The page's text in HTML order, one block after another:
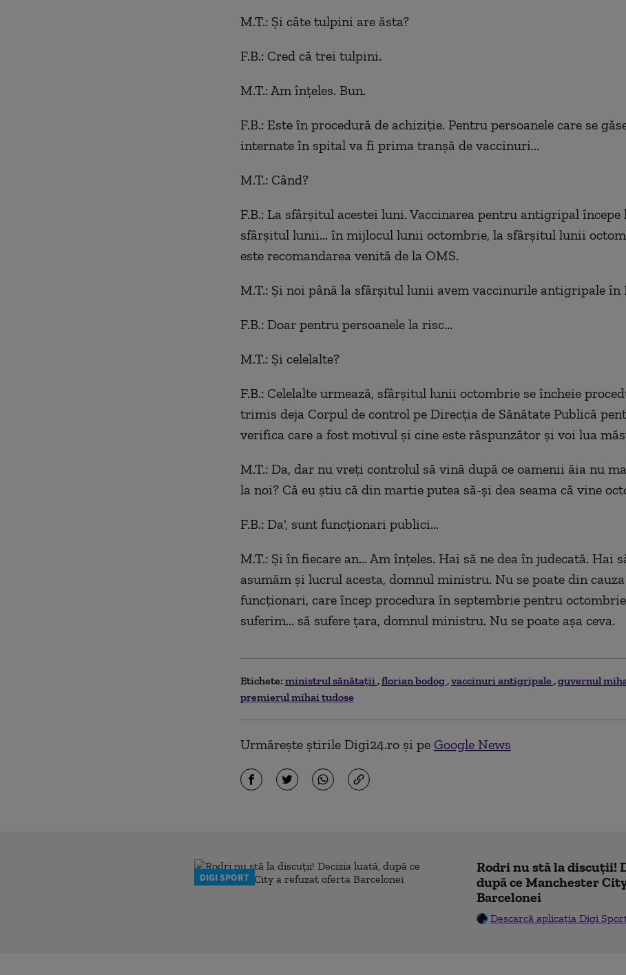
M.T.: Şi câte tulpini are ăsta?
F.B.: Cred că trei tulpini.
M.T.: Am înțeles. Bun.
F.B.: Este în procedură de achiziție. Pentru persoanele care se
internate în spital va fi prima tranșă de vaccinuri...
M.T.: Când?
F.B.: La sfârșitul acestei luni. Vaccinarea pentru antigripal începe
sfârșitul lunii... în mijlocul lunii octombrie, la sfârșitul lunii
este recomandarea venită de la OMS.
M.T.: Și noi până la sfârșitul lunii avem vaccinurile antigripale în
F.B.: Doar pentru persoanele la risc...
M.T.: Și celelalte?
F.B.: Celelalte urmează, sfârșitul lunii octombrie se încheie
trimis deja Corpul de control pe Direcția de Sănătate Publică
verifica care a fost motivul și cine este răspunzător și voi lua
M.T.: Da, dar nu vreți controlul să vină după ce oamenii ăia nu
la noi? Că eu știu că din martie putea să-și dea seama că vine
F.B.: Da', sunt funcționari publici...
M.T.: Și în fiecare an... Am înțeles. Hai să ne dea în judecată. Hai
asumăm și lucrul acesta, domnul ministru. Nu se poate din
funcționari, care încep procedura în septembrie pentru
suferim... să sufere țara, domnul ministru. Nu se poate așa ceva.
Etichete: ministrul sănătaţii florian bodog vaccinuri antigripale guvernul
premierul mihai tudose
Urmărește știrile Digi24.ro și pe Google News
DIGI SPORT
Rodri nu stă la discuții!
după ce Manchester
Barcelonei
Descarcă aplicația Digi